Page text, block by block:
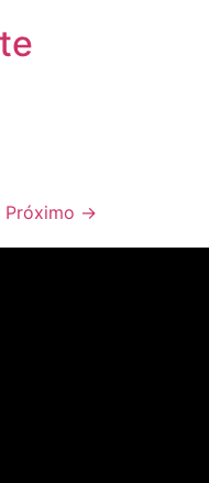
Próximo →